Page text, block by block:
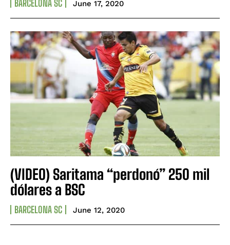
BARCELONA SC June 17, 2020
(VIDEO) Saritama “perdonó” 250 mil
dólares a BSC
BARCELONA SC June 12, 2020